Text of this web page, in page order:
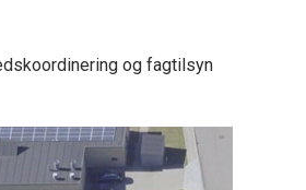
og fagtilsyn